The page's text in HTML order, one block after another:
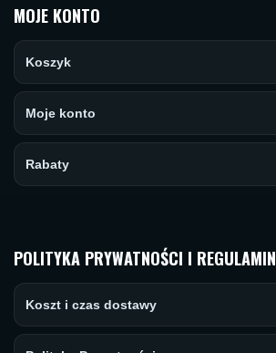
MOJE KONTO
Koszyk
Moje konto
Rabaty
POLITYKA PRYWATNOŚCI I REGULAMIN
Koszt i czas dostawy